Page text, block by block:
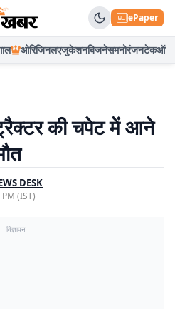
ePaper
ओरिजिनलएजुकेशनबिजनेसमनोरंजनटेकऑटो
की चपेट में आने
DESK
(IST)
विज्ञापन